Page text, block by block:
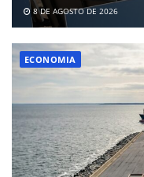
8 DE AGOSTO DE 2026
ECONOMIA